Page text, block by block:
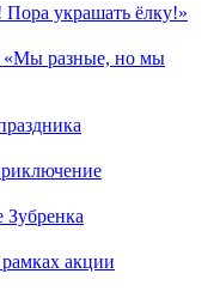
украшать ёлку!»
«Мы разные, но мы
акции